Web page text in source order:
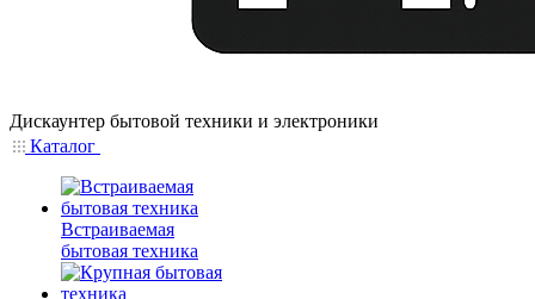
Дискаунтер бытовой техники и электроники
Каталог
Встраиваемая
бытовая техника